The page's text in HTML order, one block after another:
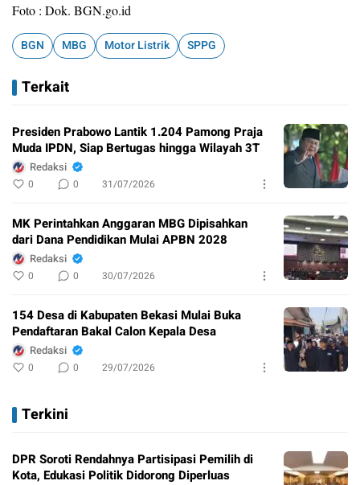
Foto : Dok. BGN.go.id
BGN MBG Motor Listrik SPPG
Terkait
Presiden Prabowo Lantik 1.204 Pamong Praja
Muda IPDN, Siap Bertugas hingga Wilayah 3T
Redaksi
0 0 31/07/2026
MK Perintahkan Anggaran MBG Dipisahkan
dari Dana Pendidikan Mulai APBN 2028
Redaksi
0 0 30/07/2026
154 Desa di Kabupaten Bekasi Mulai Buka
Pendaftaran Bakal Calon Kepala Desa
Redaksi
0 0 29/07/2026
Terkini
DPR Soroti Rendahnya Partisipasi Pemilih di
Kota, Edukasi Politik Didorong Diperluas